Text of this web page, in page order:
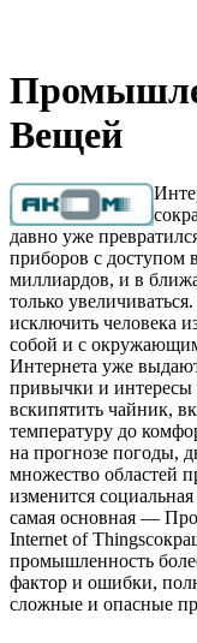
Вещей
давно уже
приборов с доступом
миллиардов, и в
только
исключить человека
собой и с
Интернета уже
привычки и интересы
вскипятить чайник,
температуру до
на прогнозе погоды,
множество областей
изменится
самая основная —
Internet of
промышленность
фактор и ошибки,
сложные и опасные